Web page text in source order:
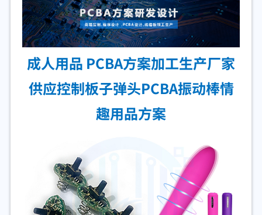
成人用品 PCBA方案加工生产厂家
供应控制板子弹头PCBA振动棒情
趣用品方案